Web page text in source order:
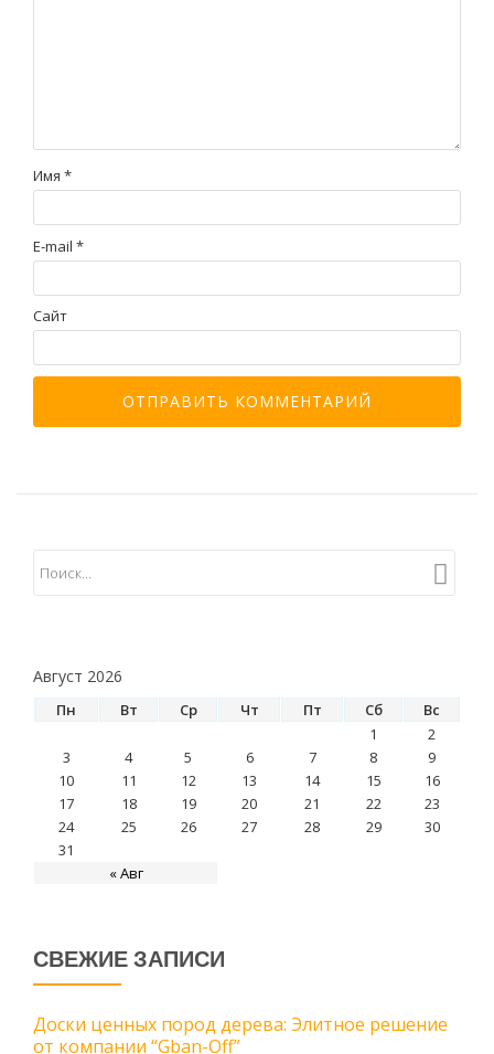
Имя *
E-mail *
Сайт
Август 2026
Пн Вт Ср Чт Пт Сб Вс
« Авг
1
2
3
4 5 6 7 8
9
10
11 12 13 14 15
16
17
18 19 20 21 22
23
24
25 26 27 28 29
30
31
СВЕЖИЕ ЗАПИСИ
Доски ценных пород дерева: Элитное решение
от компании “Gban-Off”